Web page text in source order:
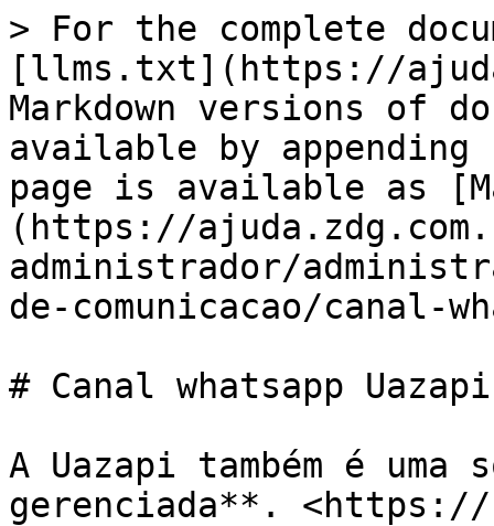
> For the complete
[llms.txt](https://
Markdown versions of
available by
page is available as
(https://
administrador/
de-comunicacao/canal-
# Canal whatsapp Uazapi
A Uazapi também é
gerenciada**. <https://